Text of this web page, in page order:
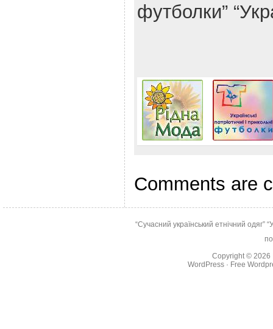
футболки”
Comments are
“Сучасний український етнічний одяг”
Copyright © 2026
WordPress · Free